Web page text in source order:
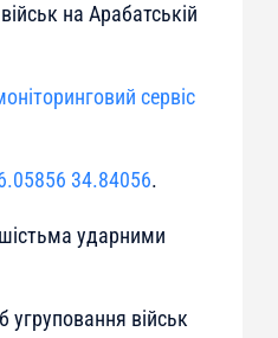
на Арабатській
сервіс
34.84056.
ударними
угруповання військ